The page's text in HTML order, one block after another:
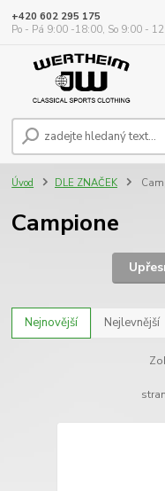
+420 602 295 175
Po - Pá 9:00 -18:00, So 9:00 -
Úvod DLE ZNAČEK
Campione
Nejnovější Nejlevnější